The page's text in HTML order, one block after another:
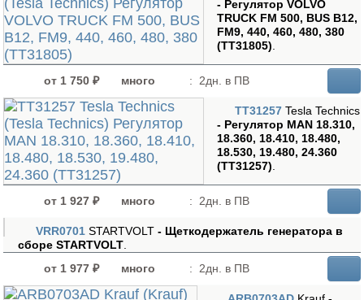
- Регулятор VOLVO
TRUCK FM 500, BUS B12,
FM9, 440, 460, 480, 380
(TT31805)
от 1 750 ₽ много : 2дн. в ПВ
TT31257 Tesla Technics
- Регулятор MAN 18.310,
18.360, 18.410, 18.480,
18.530, 19.480, 24.360
(TT31257)
от 1 927 ₽ много : 2дн. в ПВ
VRR0701 STARTVOLT - Щеткодержатель генератора в
сборе STARTVOLT
от 1 977 ₽
много : 2дн. в ПВ